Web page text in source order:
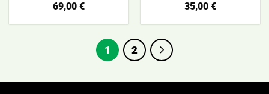
69,00 €
35,00 €
1 2